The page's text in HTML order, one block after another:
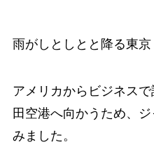
雨がしとしとと降る東京
アメリカからビジネス
田空港へ向かうため、
みました。